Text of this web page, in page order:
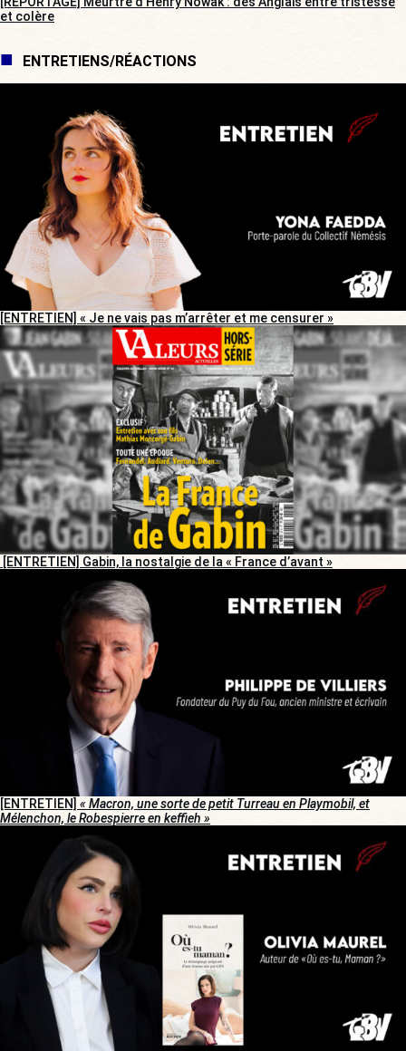
et colère
ENTRETIENS/RÉACTIONS
[ENTRETIEN] « Je ne vais pas m’arrêter et me censurer »
[ENTRETIEN] Gabin, la nostalgie de la « France d’avant »
[ENTRETIEN] « Macron, une sorte de petit Turreau en Playmobil, et
Mélenchon, le Robespierre en keffieh »